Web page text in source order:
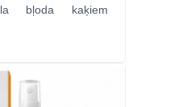
bļoda kaķiem